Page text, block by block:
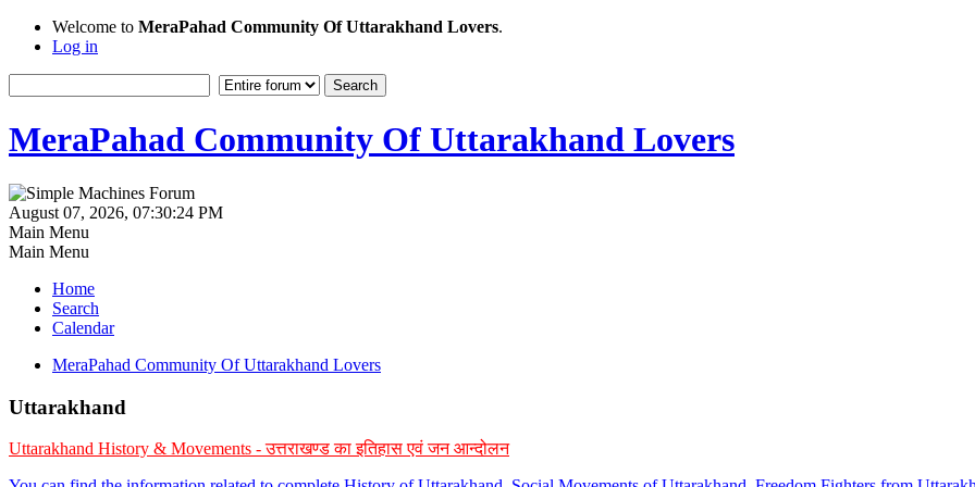
Welcome to MeraPahad Community Of Uttarakhand Lovers.
Log in
MeraPahad Community Of Uttarakhand Lovers
August 07, 2026, 07:30:24 PM
Main Menu
Main Menu
Home
Search
Calendar
MeraPahad Community Of Uttarakhand Lovers
Uttarakhand
Uttarakhand History & Movements - उत्तराखण्ड का इतिहास एवं जन आन्दोलन